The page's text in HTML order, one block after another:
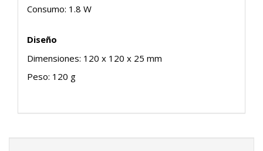
Consumo: 1.8 W
Diseño
Dimensiones: 120 x 120 x 25 mm
Peso: 120 g